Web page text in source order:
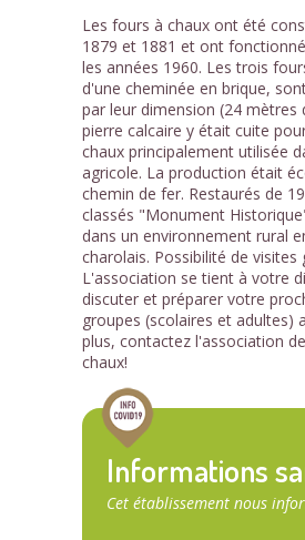
Les fours à chaux ont été
1879 et 1881 et ont
les années 1960. Les trois
d'une cheminée en brique,
par leur dimension (24 mètres
pierre calcaire y était cuite
chaux principalement utilisée
agricole. La production était
chemin de fer. Restaurés de
classés "Monument
dans un environnement rural
charolais. Possibilité de visites
L'association se tient à votre
discuter et préparer votre
groupes (scolaires et adultes)
plus, contactez l'association
chaux!
Informations
Cet établissement nous